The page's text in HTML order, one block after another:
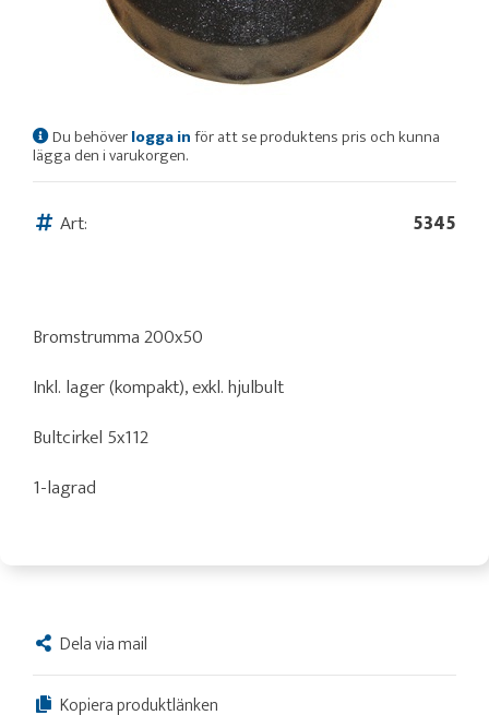
Du behöverlogga inför att se produktens pris och kunna
lägga den i varukorgen.
Art: 5345
Bromstrumma 200x50
Inkl. lager (kompakt), exkl. hjulbult
Bultcirkel 5x112
1-lagrad
Dela via mail
Kopiera produktlänken